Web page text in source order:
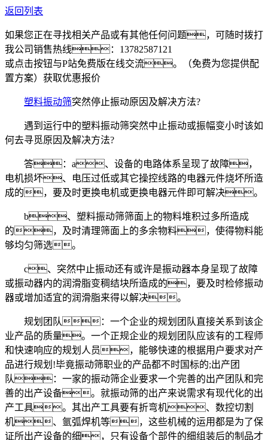
返回列表
如果您正在寻找相关产品或有其他任何问题，可随时拨打
我公司销售热线： 13782587121
或点击按钮与P站免费版在线交流。（免费为您提供配
置方案） 获取优惠报价
塑料振动筛突然停止振动原因及解决方法?
遇到运行中的塑料振动筛突然中止振动或振幅变小时该如
何去寻觅原因及解决方法?
答：a、设备的电路体系呈现了故障，
电机损坏、电压过低或其它操控线路的电器元件烧坏所造
成的，要及时更换电机或更换电器元件即可解决。
b、塑料振动筛筛面上的物料堆积过多所造成
的，及时清理筛面上的多余物料，使得物料能
够均匀筛选。
c、突然中止振动还有或许是振动器本身呈现了故障
或振动器内的润滑脂变稠结块所造成的，要及时检修振动
器或增加适宜的润滑脂来得以解决。
规划团队：一个企业的规划团队直接关系到该企
业产品的质量。一个正规企业的规划团队应该有的工程师
和快速响应的规划人员，能够快速的根据用户要求对产
品进行规划!毕竟振动筛职业的产品都不时国标的;出产团
队：一家的振动筛企业要求一个完善的出产团队和完
善的出产设备。就振动筛的出产来说需求有现代化的出
产工具。其出产工具要有折弯机、数控切割
机、氩弧焊机等，这些机械的运用都是为了保
证所出产设备的细，只有设备个部件的细组装后的制品才